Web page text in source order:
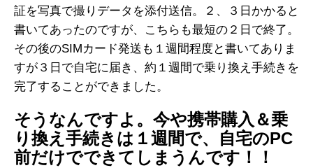
証を写真で撮りデータを添付送信。２、３日かかると
書いてあったのですが、こちらも最短の２日で終了。
その後のSIMカード発送も１週間程度と書いてありま
すが３日で自宅に届き、約１週間で乗り換え手続きを
完了することができました。
そうなんですよ。今や携帯購入＆乗
り換え手続きは１週間で、自宅のPC
前だけでできてしまうんです！！